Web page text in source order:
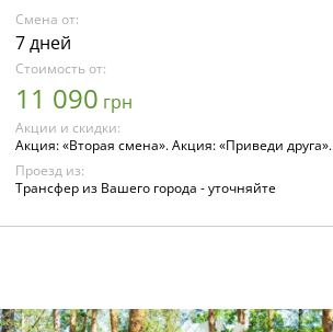
Смена от:
7 дней
Стоимость от:
11 090 грн
Акции и скидки:
Акция: «Вторая смена». Акция: «Приведи друга».
Проезд из:
Трансфер из Вашего города - уточняйте